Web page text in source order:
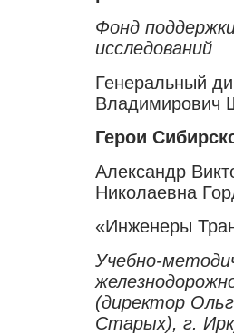
Фонд
исследований
Генеральный
Владимирович
Герои
Александр
Николаевна
«Инженеры
Учебно-
(директор
Старых), г.